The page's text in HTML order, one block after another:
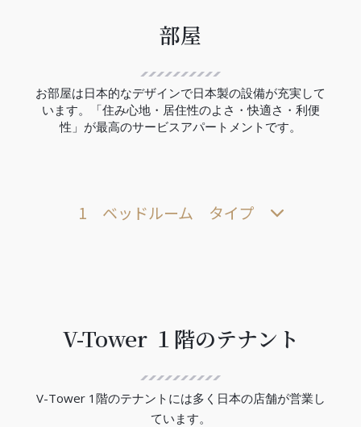
部屋
お部屋は日本的なデザインで日本製の設備が充実して
います。「住み心地・居住性のよさ・快適さ・利便
性」が最高のサービスアパートメントです。
1 ベッドルーム タイプ
V-Tower １階のテナント
V-Tower 1階のテナントには多く日本の店舗が営業し
ています。